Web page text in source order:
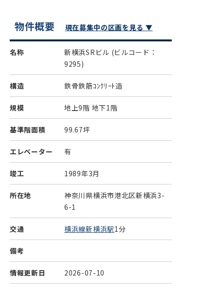
物件概要 現在募集中の区画を見る ▼
名称 新横浜SRビル (ビルコード：
9295)
構造 鉄骨鉄筋ｺﾝｸﾘｰﾄ造
規模 地上9階 地下1階
基準階面積 99.67坪
エレベーター 有
竣工 1989年3月
所在地
神奈川県横浜市港北区新横浜3-
6-1
交通 横浜線新横浜駅1分
備考
情報更新日 2026-07-10